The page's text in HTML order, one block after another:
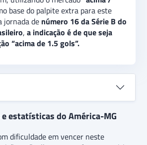
base do palpite extra para este
jornada de número 16 da Série B do
, a indicação é de que seja
“acima de 1.5 gols”.
estatísticas do América-MG
dificuldade em vencer neste